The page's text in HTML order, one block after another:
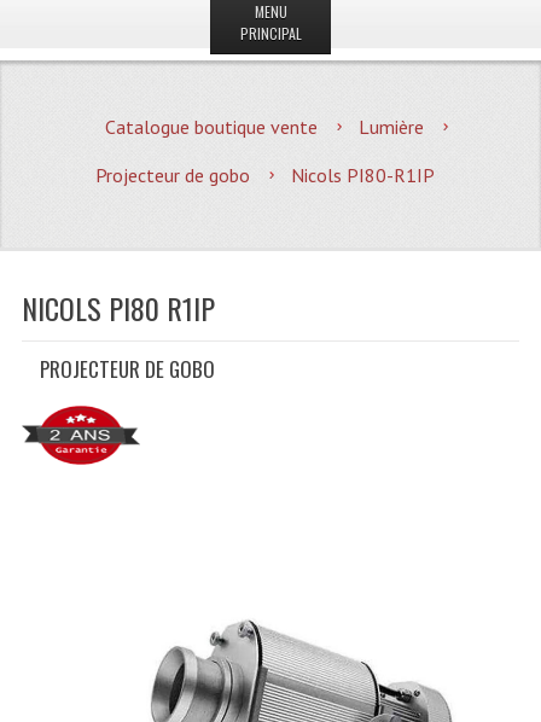
MENU
PRINCIPAL
MAGASIN
Quoi De Neuf?
Le Matériel D´occasion
Sonorisation
Accessoires Pieds Cellules Diamants
Catalogue boutique vente
Lumière
Projecteur de gobo
Nicols PI80-R1IP
NICOLS PI80 R1IP
PROJECTEUR DE GOBO